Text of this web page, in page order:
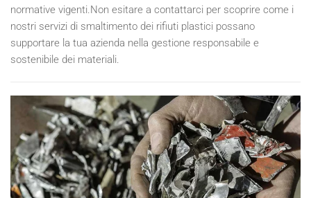
normative vigenti.Non esitare a contattarci per scoprire come i
nostri servizi di smaltimento dei rifiuti plastici possano
supportare la tua azienda nella gestione responsabile e
sostenibile dei materiali.